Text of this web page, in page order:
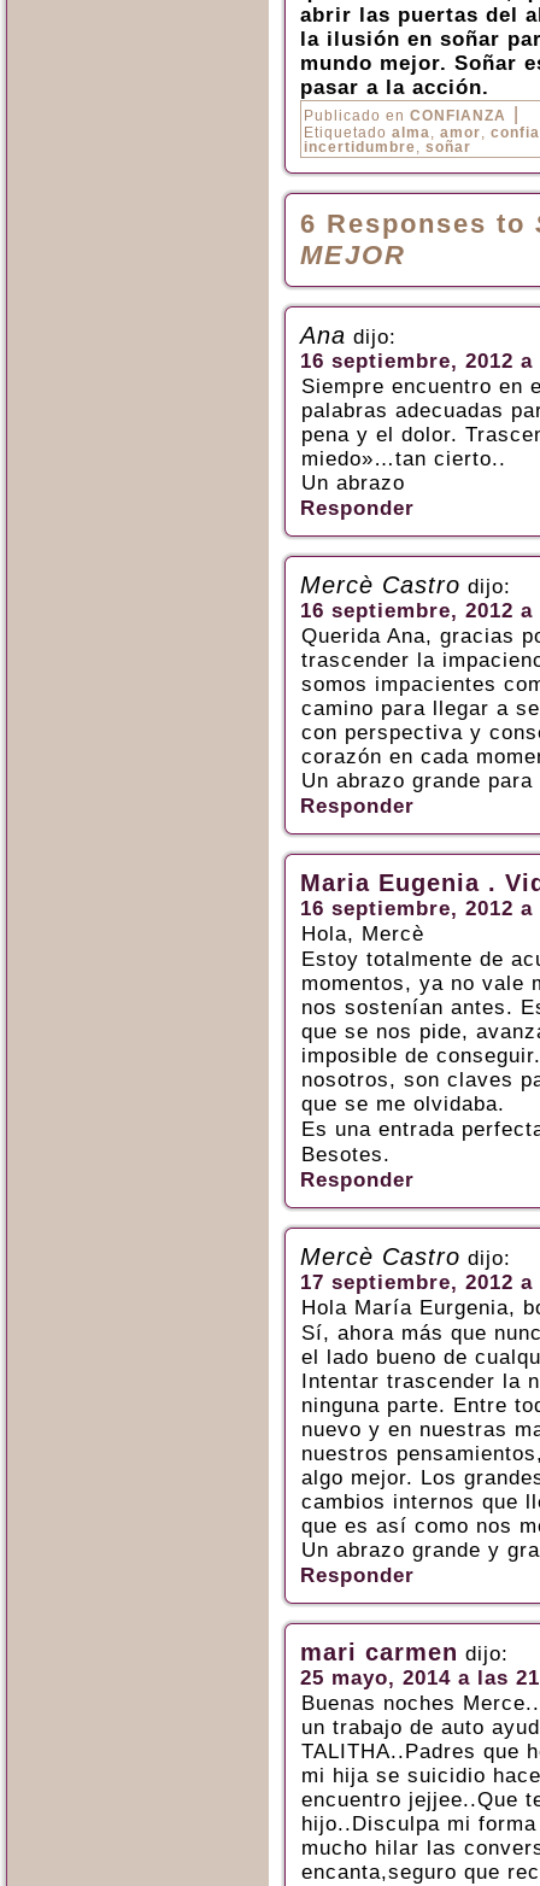
abrir las puertas del
la ilusión en soñar
mundo mejor. Soñar
pasar a la acción.
Publicado en CONFIANZA
Etiquetado alma, amor,
incertidumbre, soñar
6 Responses to
MEJOR
Ana dijo:
16 septiembre, 2012 a
Siempre encuentro en
palabras adecuadas
pena y el dolor.
miedo»…tan cierto..
Un abrazo
Responder
Mercè Castro dijo:
16 septiembre, 2012 a
Querida Ana, gracias
trascender la
somos impacientes
camino para llegar a
con perspectiva y
corazón en cada
Un abrazo grande
Responder
Maria Eugenia .
16 septiembre, 2012 a
Hola, Mercè
Estoy totalmente de
momentos, ya no vale
nos sostenían antes.
que se nos pide,
imposible de
nosotros, son claves
que se me olvidaba.
Es una entrada
Besotes.
Responder
Mercè Castro dijo:
17 septiembre, 2012
Hola María Eurgenia,
Sí, ahora más que
el lado bueno de
Intentar trascender la
ninguna parte. Entre
nuevo y en nuestras
nuestros
algo mejor. Los
cambios internos que
que es así como nos
Un abrazo grande y
Responder
mari carmen dijo:
25 mayo, 2014 a las
Buenas noches
un trabajo de auto
TALITHA..Padres que
mi hija se suicidio
encuentro jejjee..Que
hijo..Disculpa mi
mucho hilar las
encanta,seguro que